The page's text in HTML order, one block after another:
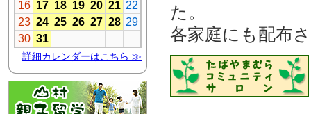
た。
各家庭にも配布